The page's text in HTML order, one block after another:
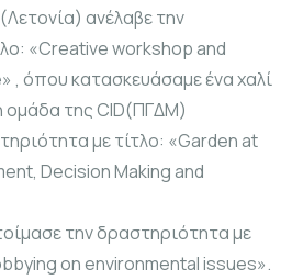
ανέλαβε την
«Creative workshop and
όπου κατασκευάσαμε ένα χαλί
ομάδα της CID(ΠΓΔΜ)
με τίτλο: «Garden at
Decision Making and
την δραστηριότητα με
on environmental issues».